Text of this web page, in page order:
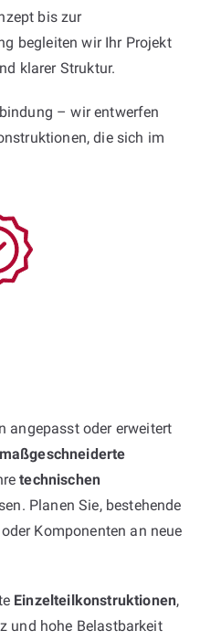
bis zur
begleiten wir Ihr Projekt
klarer Struktur.
– wir entwerfen
die sich im
angepasst oder erweitert
maßgeschneiderte
technischen
Planen Sie, bestehende
Komponenten an neue
Einzelteilkonstruktionen,
und hohe Belastbarkeit